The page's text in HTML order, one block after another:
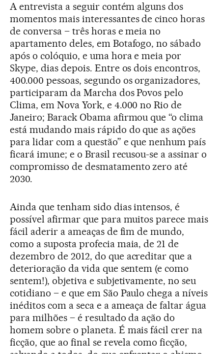
A entrevista a seguir contém alguns dos
momentos mais interessantes de cinco horas
de conversa – três horas e meia no
apartamento deles, em Botafogo, no sábado
após o colóquio, e uma hora e meia por
Skype, dias depois. Entre os dois encontros,
400.000 pessoas, segundo os organizadores,
participaram da Marcha dos Povos pelo
Clima, em Nova York, e 4.000 no Rio de
Janeiro; Barack Obama afirmou que “o clima
está mudando mais rápido do que as ações
para lidar com a questão” e que nenhum país
ficará imune; e o Brasil recusou-se a assinar o
compromisso de desmatamento zero até
2030.
Ainda que tenham sido dias intensos, é
possível afirmar que para muitos parece mais
fácil aderir a ameaças de fim de mundo,
como a suposta profecia maia, de 21 de
dezembro de 2012, do que acreditar que a
deterioração da vida que sentem (e como
sentem!), objetiva e subjetivamente, no seu
cotidiano – e que em São Paulo chega a níveis
inéditos com a seca e a ameaça de faltar água
para milhões – é resultado da ação do
homem sobre o planeta. É mais fácil crer na
ficção, que ao final se revela como ficção,